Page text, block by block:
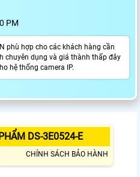
PM
phù hợp cho các khách hàng cần
chuyên dụng và giá thành thấp đây
hệ thống camera IP.
DS-3E0524-E
CHÍNH SÁCH BẢO HÀNH